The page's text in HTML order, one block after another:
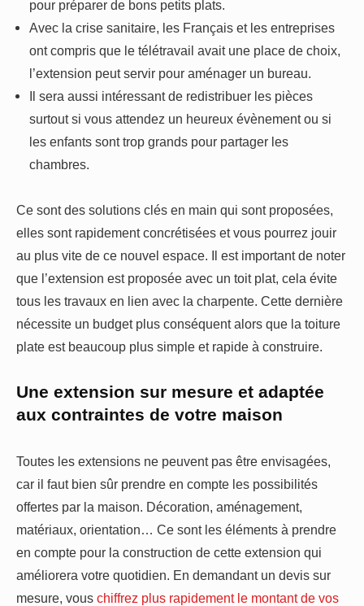
pour préparer de bons petits plats.
Avec la crise sanitaire, les Français et les entreprises
ont compris que le télétravail avait une place de choix,
l’extension peut servir pour aménager un bureau.
Il sera aussi intéressant de redistribuer les pièces
surtout si vous attendez un heureux évènement ou si
les enfants sont trop grands pour partager les
chambres.
Ce sont des solutions clés en main qui sont proposées,
elles sont rapidement concrétisées et vous pourrez jouir
au plus vite de ce nouvel espace. Il est important de noter
que l’extension est proposée avec un toit plat, cela évite
tous les travaux en lien avec la charpente. Cette dernière
nécessite un budget plus conséquent alors que la toiture
plate est beaucoup plus simple et rapide à construire.
Une extension sur mesure et adaptée
aux contraintes de votre maison
Toutes les extensions ne peuvent pas être envisagées,
car il faut bien sûr prendre en compte les possibilités
offertes par la maison. Décoration, aménagement,
matériaux, orientation… Ce sont les éléments à prendre
en compte pour la construction de cette extension qui
améliorera votre quotidien. En demandant un devis sur
mesure, vous chiffrez plus rapidement le montant de vos